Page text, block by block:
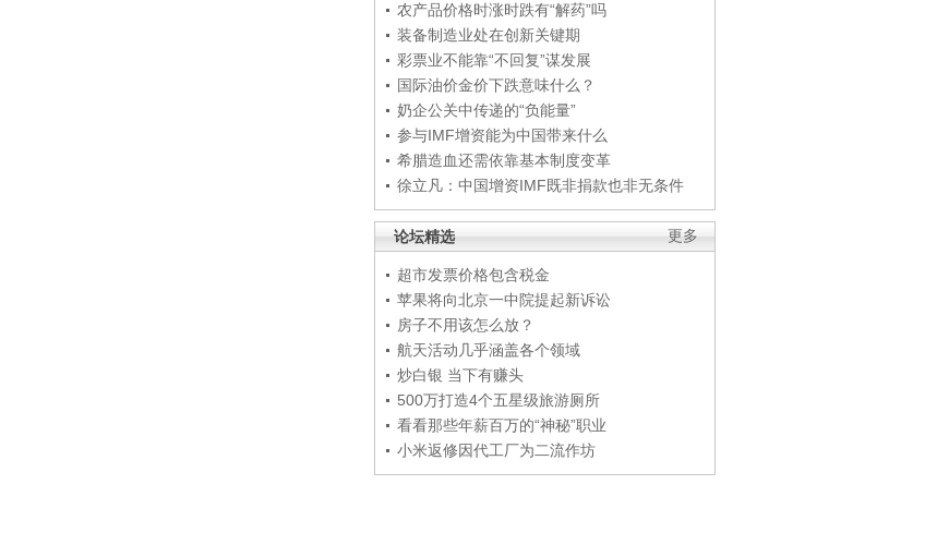
农产品价格时涨时跌有“解药”吗
装备制造业处在创新关键期
彩票业不能靠“不回复”谋发展
国际油价金价下跌意味什么？
奶企公关中传递的“负能量”
参与IMF增资能为中国带来什么
希腊造血还需依靠基本制度变革
徐立凡：中国增资IMF既非捐款也非无条件
更多
论坛精选
超市发票价格包含税金
苹果将向北京一中院提起新诉讼
房子不用该怎么放？
航天活动几乎涵盖各个领域
炒白银 当下有赚头
500万打造4个五星级旅游厕所
看看那些年薪百万的“神秘”职业
小米返修因代工厂为二流作坊